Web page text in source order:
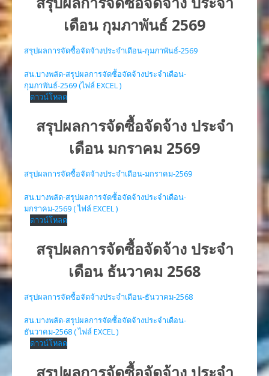
เดือน กุมภาพันธ์ 2569
สรุปผลการจัดซื้อจัดจ้างประจำเดือน-กุมภาพันธ์-2569
สน.บางพลัด-สรุปผลการจัดซื้อจัดจ้างประจำเดือน-
กุมภาพันธ์-2569 (ไฟล์ EXCEL )
ดาวน์โหลด
สรุปผลการจัดซื้อจัดจ้าง ประจำ
เดือน มกราคม 2569
สรุปผลการจัดซื้อจัดจ้างประจำเดือน-มกราคม-2569
สน.บางพลัด-สรุปผลการจัดซื้อจัดจ้างประจำเดือน-
มกราคม-2569 ( ไฟล์ EXCEL )
ดาวน์โหลด
สรุปผลการจัดซื้อจัดจ้าง ประจำ
เดือน ธันวาคม 2568
สรุปผลการจัดซื้อจัดจ้างประจำเดือน-ธันวาคม-2568
สน.บางพลัด-สรุปผลการจัดซื้อจัดจ้างประจำเดือน-
ธันวาคม-2568 ( ไฟล์ EXCEL )
ดาวน์โหลด
สรุปผลการจัดซื้อจัดจ้าง ประจำ